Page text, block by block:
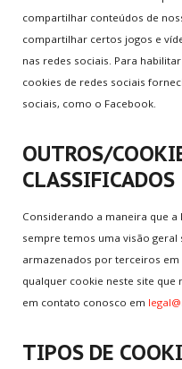
compartilhar conteúdos de
compartilhar certos jogos e
nas redes sociais. Para
cookies de redes sociais
sociais, como o Facebook.
OUTROS/
CLASSIFICADOS
Considerando a maneira que
sempre temos uma visão
armazenados por terceiros
qualquer cookie neste site
em contato conosco em
TIPOS DE